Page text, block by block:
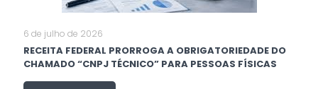
6 de julho de 2026
RECEITA FEDERAL PRORROGA A OBRIGATORIEDADE DO
CHAMADO “CNPJ TÉCNICO” PARA PESSOAS FÍSICAS